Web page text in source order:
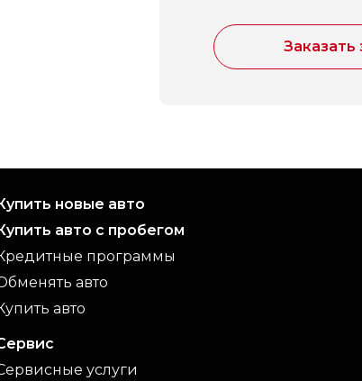
Заказать
новые авто
авто с пробегом
программы
авто
авто
услуги